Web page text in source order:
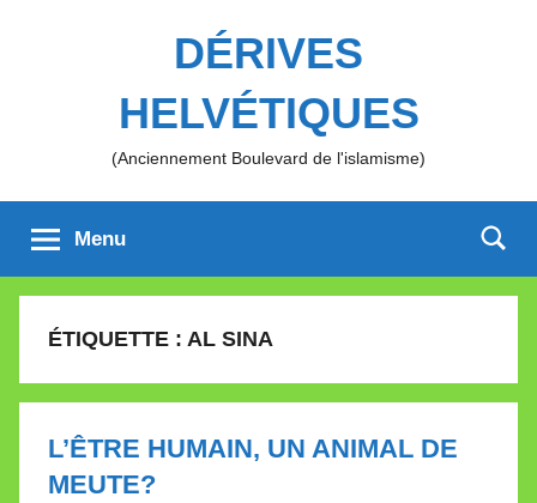
DÉRIVES
HELVÉTIQUES
(Anciennement Boulevard de l'islamisme)
Menu
ÉTIQUETTE : AL SINA
L’ÊTRE HUMAIN, UN ANIMAL DE
MEUTE?